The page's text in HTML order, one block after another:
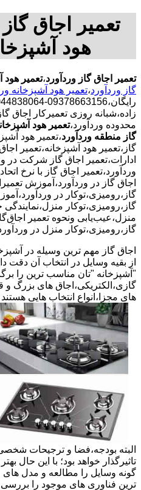
تعمیر اجاق گاز
هود
تعمیر اجاق گاز وردآورد،تعمیر هود
گاز وردآورد،تعمیر هود آشپزخانه
زاده،شبانه روزی تعمیرکار اجاق
محدوده وردآورد،تعمیر هود
گاز منطقه وردآورد،تعمیر هود
گاز،تعمیر هود آشپزخانه،تعمیر
ادارات،تعمیر اجاق گاز شرکت در
وردآورد،تعمیر اجاق گاز با نرخ
اجاق گاز در وردآورد،آموزش
گاز،رومیزی،توکار در
گاز،رومیزی،توکار
منزل،عیب‌یابی ونحوه تعمیر
گاز،رومیزی،توکار منزل در
اجاق گاز مهم ترین وسیله در
از بقیه وسایل در انتخاب آن دقت
"آشپزخانه "تان مناسب ترین را
گازی،الکتریکی،اجاق های بزرگ و
های مجزا،انواع انتخاب هایی
البته بودجه،فضا و ترجیحات شخصی
تاثیرگذار خواهد بود؛ با این حال
گونه وسایل را مطالعه و مدل های
ترین فناوری های موجود را بررسی